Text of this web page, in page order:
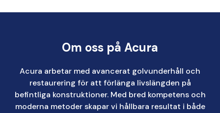
Om oss på Acura
Acura arbetar med avancerat golvunderhåll och
restaurering för att förlänga livslängden på
befintliga konstruktioner. Med bred kompetens och
moderna metoder skapar vi hållbara resultat i både